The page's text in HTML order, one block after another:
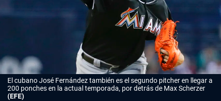
El cubano José Fernández también es el segundo pitcher en llegar a
200 ponches en la actual temporada, por detrás de Max Scherzer
(EFE)